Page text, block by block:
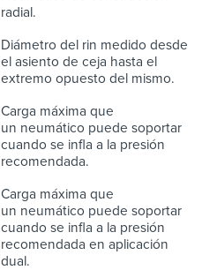
radial.
Diámetro del rin medido desde
el asiento de ceja hasta el
extremo opuesto del mismo.
Carga máxima que
un neumático puede soportar
cuando se infla a la presión
recomendada.
Carga máxima que
un neumático puede soportar
cuando se infla a la presión
recomendada en aplicación
dual.